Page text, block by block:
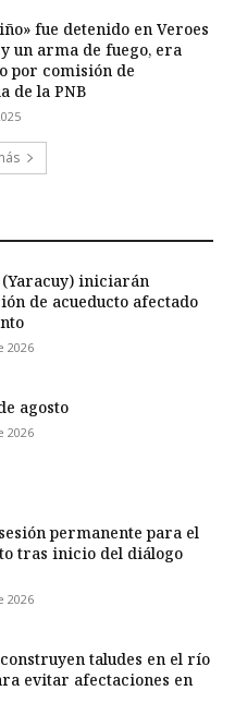
fue detenido en Veroes
un arma de fuego, era
por comisión de
de la PNB
iniciarán
de acueducto afectado
2026
agosto
2026
permanente para el
tras inicio del diálogo
2026
taludes en el río
evitar afectaciones en